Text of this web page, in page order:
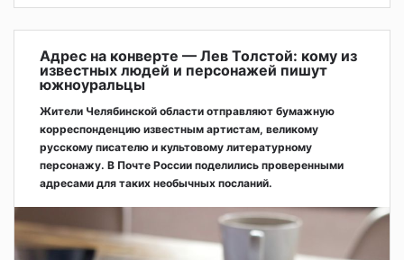
Адрес на конверте — Лев Толстой: кому из
известных людей и персонажей пишут
южноуральцы
Жители Челябинской области отправляют бумажную
корреспонденцию известным артистам, великому
русскому писателю и культовому литературному
персонажу. В Почте России поделились проверенными
адресами для таких необычных посланий.